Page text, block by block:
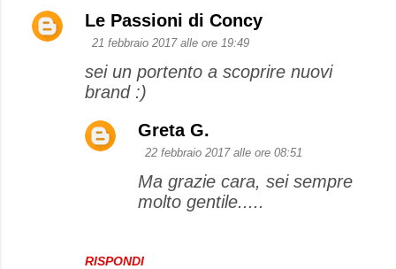
Le Passioni di Concy
21 febbraio 2017 alle ore 19:49
sei un portento a scoprire nuovi
brand :)
RISPONDI
Greta G.
22 febbraio 2017 alle ore 08:51
Ma grazie cara, sei sempre
molto gentile.....